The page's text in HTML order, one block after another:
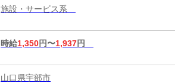
施設・サービス系
時給1,350円〜1,937円
山口県宇部市